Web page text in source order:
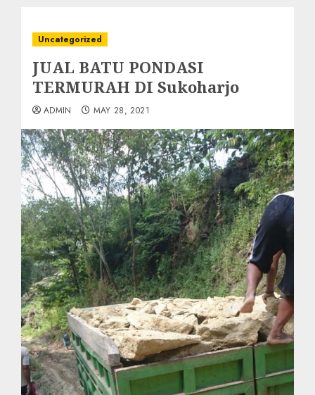
Uncategorized
JUAL BATU PONDASI
TERMURAH DI Sukoharjo
ADMIN MAY 28, 2021